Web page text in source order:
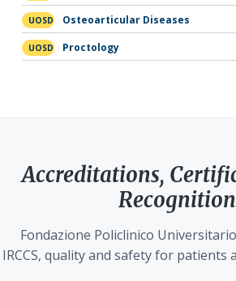
UOSD Osteoarticular Diseases
UOSD Proctology
Accreditations,
Fondazione Policlinico
IRCCS, quality and safety for patients